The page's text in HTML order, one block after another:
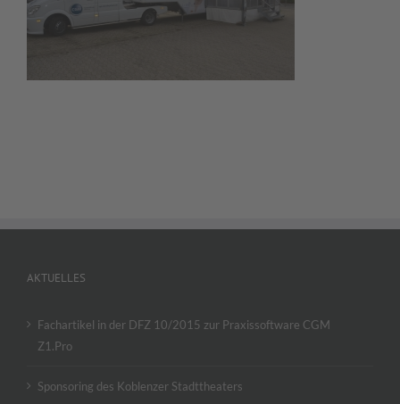
AKTUELLES
Fachartikel in der DFZ 10/2015 zur Praxissoftware CGM
Z1.Pro
Sponsoring des Koblenzer Stadttheaters